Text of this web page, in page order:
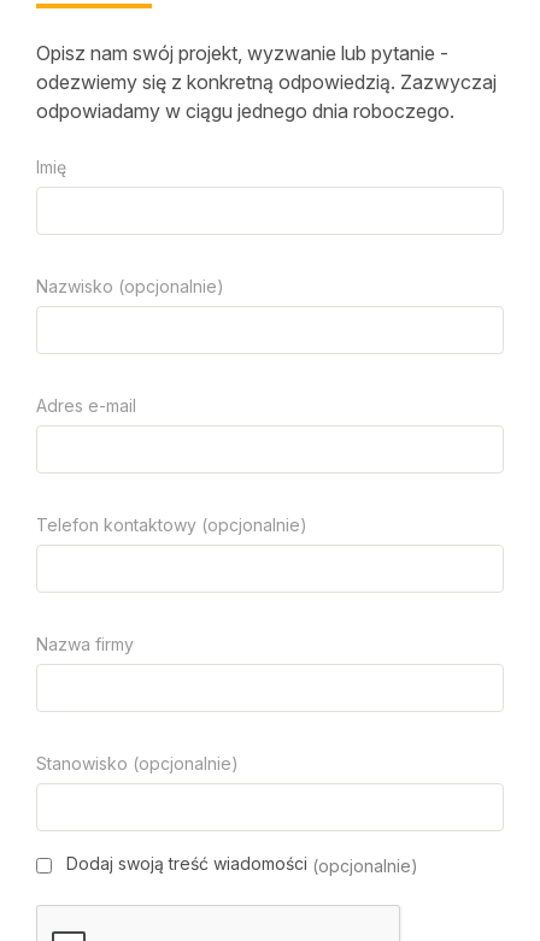
Opisz nam swój projekt, wyzwanie lub pytanie -
odezwiemy się z konkretną odpowiedzią. Zazwyczaj
odpowiadamy w ciągu jednego dnia roboczego.
Imię
Nazwisko (opcjonalnie)
Adres e-mail
Telefon kontaktowy (opcjonalnie)
Nazwa firmy
Stanowisko (opcjonalnie)
Dodaj swoją treść wiadomości (opcjonalnie)